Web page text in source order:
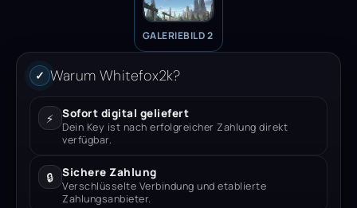
GALERIEBILD 2
✓ Warum Whitefox2k?
⚡ Sofort digital geliefert
Dein Key ist nach erfolgreicher Zahlung direkt
verfügbar.
🔒 Sichere Zahlung
Verschlüsselte Verbindung und etablierte
Zahlungsanbieter.